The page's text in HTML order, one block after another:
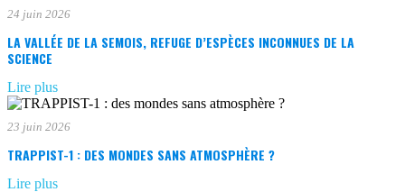
24 juin 2026
LA VALLÉE DE LA SEMOIS, REFUGE D’ESPÈCES INCONNUES DE LA
SCIENCE
Lire plus
23 juin 2026
TRAPPIST-1 : DES MONDES SANS ATMOSPHÈRE ?
Lire plus